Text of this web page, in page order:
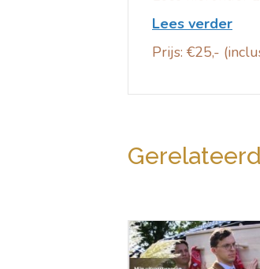
Lees verder
Prijs: €25,-